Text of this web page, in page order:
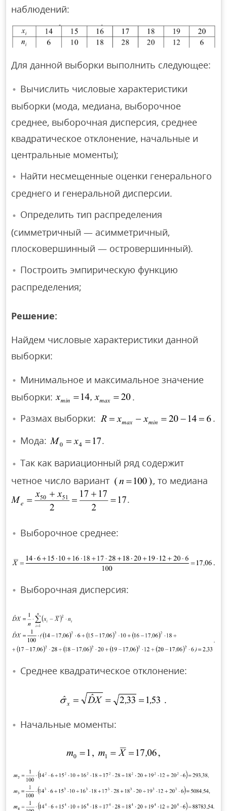
наблюдений:
Для данной выборки выполнить следующее:
Вычислить числовые характеристики
выборки (мода, медиана, выборочное
среднее, выборочная дисперсия, среднее
квадратическое отклонение, начальные и
центральные моменты);
Найти несмещенные оценки генерального
среднего и генеральной дисперсии.
Определить тип распределения
(симметричный — асимметричный,
плосковершинный — островершинный).
Построить эмпирическую функцию
распределения;
Решение:
Найдем числовые характеристики данной
выборки:
Минимальное и максимальное значение
выборки:
.
Размах выборки:
.
Мода:
.
Так как вариационный ряд содержит
четное число вариант
, то медиана
.
Выборочное среднее:
Выборочная дисперсия:
Среднее квадратическое отклонение:
Начальные моменты: